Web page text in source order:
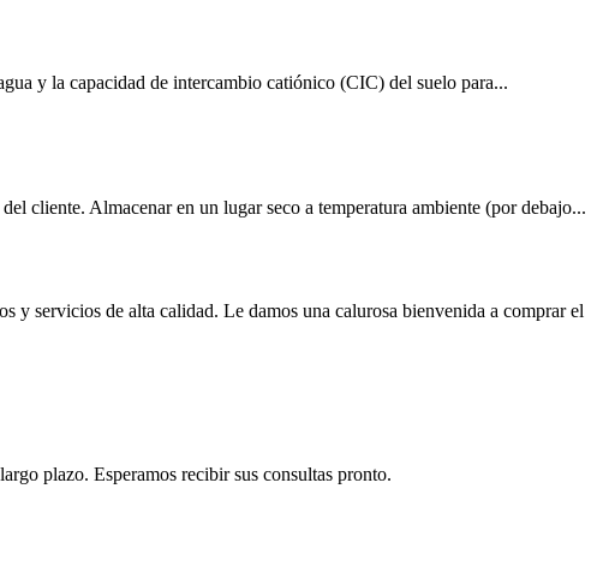
y la capacidad de intercambio catiónico (CIC) del suelo para...
cliente. Almacenar en un lugar seco a temperatura ambiente (por debajo...
y servicios de alta calidad. Le damos una calurosa bienvenida a comprar el
plazo. Esperamos recibir sus consultas pronto.